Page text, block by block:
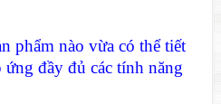
phẩm nào vừa có thể tiết
đầy đủ các tính năng